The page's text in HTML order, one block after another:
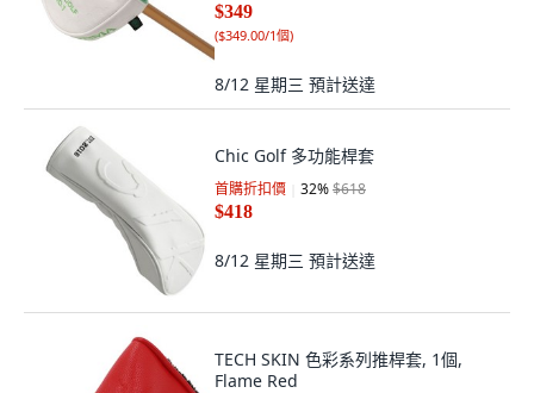
$349
($349.00/1個)
8/12 星期三 預計送達
Chic Golf 多功能桿套
首購折扣價 32%$618
$418
8/12 星期三 預計送達
TECH SKIN 色彩系列推桿套, 1個,
Flame Red